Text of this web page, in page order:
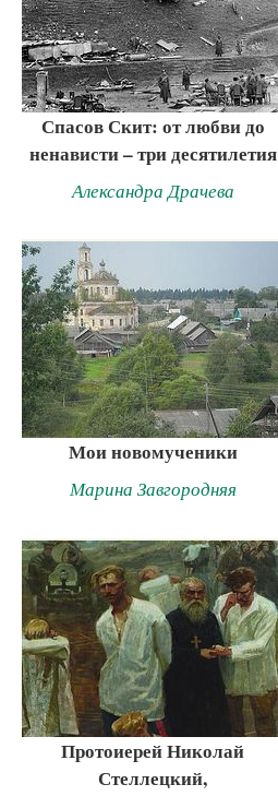
Спасов Скит: от любви до
ненависти – три десятилетия
Александра Драчева
Мои новомученики
Марина Завгородняя
Протоиерей Николай
Стеллецкий,